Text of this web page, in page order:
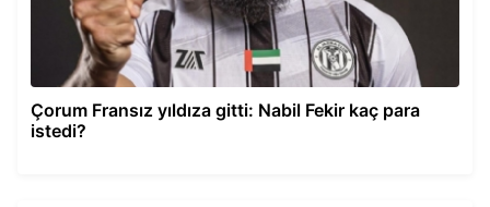
Çorum Fransız yıldıza gitti: Nabil Fekir kaç para
istedi?